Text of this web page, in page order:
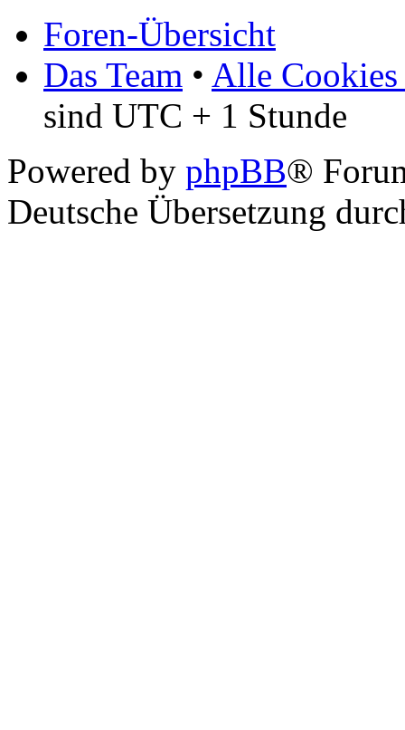
Foren-Übersicht
Das Team • Alle Cookies
sind UTC + 1 Stunde
Powered by phpBB®
Deutsche Übersetzung